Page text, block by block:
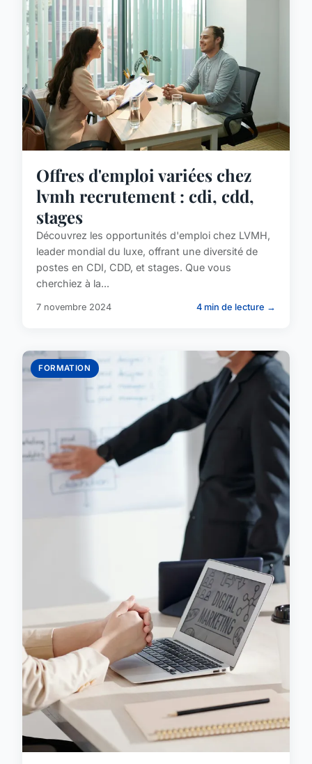
Offres d'emploi variées chez
lvmh recrutement : cdi, cdd,
stages
Découvrez les opportunités d'emploi chez LVMH,
leader mondial du luxe, offrant une diversité de
postes en CDI, CDD, et stages. Que vous
cherchiez à la...
7 novembre 2024 4 min de lecture →
FORMATION